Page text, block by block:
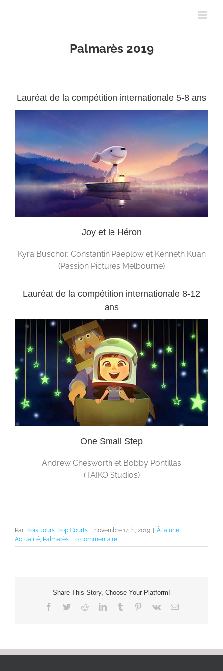
Palmarès 2019
Lauréat de la compétition internationale 5-8 ans
Joy et le Héron
Kyra Buschor, Constantin Paeplow et Kenneth Kuan
(Passion Pictures Melbourne)
Lauréat de la compétition internationale 8-12
ans
One Small Step
Andrew Chesworth et Bobby Pontillas
(TAIKO Studios)
Par Trois Jours Trop Courts novembre 14th, 2019 À la une,
Actualité, Palmarès 0 commentaire
Share This Story, Choose Your Platform!
Facebook
TwitterRedditLinkedInTumblr Pinterest
Vk Email